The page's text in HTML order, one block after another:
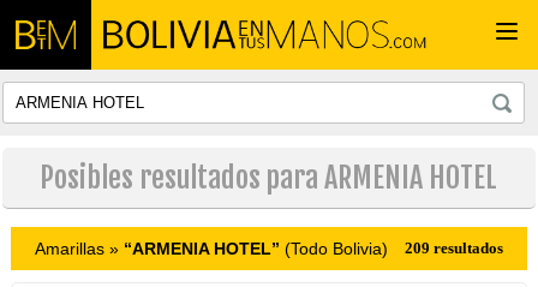
Posibles resultados para ARMENIA HOTEL
Amarillas » “ARMENIA HOTEL” (Todo Bolivia) 209 resultados